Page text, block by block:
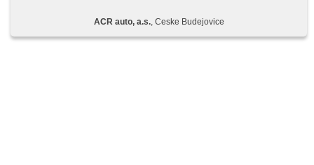
ACR auto, a.s., Ceske Budejovice